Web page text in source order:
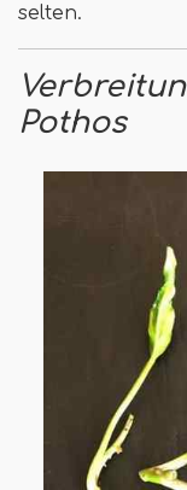
selten.
Pothos